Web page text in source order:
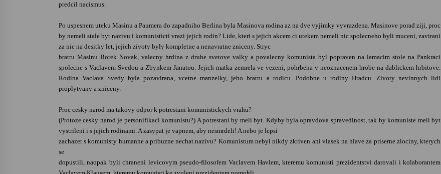
predcil nacismus.
Po uspesnem uteku Masinu a Paumera do zapadniho Berlina byla Masinova rodina az na dve vyjimky vyvrazdena. Masinove porad ziji, proc
by nemeli stale byt nazivu i komunisticti vrazi jejich rodin? Lide, kteri s jejich akcem ci utekem nemeli nic spolecneho byli muceni, zavirani
za nic na desitky let, jejich zivoty byly kompletne a nenavratne zniceny. Stryc
bratru Masinu Borek Novak, valecny hrdina z druhe svetove valky a povalecny komunista byl popraven na lamacim stole na Pankraci
spolecne s Vaclavem Svedou a Zbynkem Janatou. Jejich matka zemrela ve vezeni, pohrbena v neoznacenem hrobe na dablickem hrbitove.
Rodina Vaclava Svedy byla pozavirana, vcetne manzelky, jeho bratru a rodicu. Podobne u rodiny Hradcu. Zivoty nevinnych lidi
proplytvany a zniceny.
Proc cesky narod ma takovy odpor k potrestani komunistickych vrahu?
(Protoze cesky narod je personifikaci komunistu?) A potrestani by meli byt. Kdyby byla opravdova spravedlnost, tak by komuniste meli byt
vystrileni i s jejich rodinami. A zasypat je vapnem, aby nesmrdeli! A nebo je lepsi
zachazet s komunisty humanne a pribuzne nechat nazivu? Komunistum nebyl nikdy zkriven ani vlasek na hlave za priserne zlociny, kterych
se
dopustili, naopak byli chraneni levicovym pseudo-filosofem Vaclavem Havlem, kteremu komunisti prezidentstvi darovali i kolaborantem